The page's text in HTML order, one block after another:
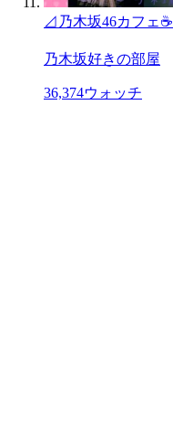
⊿乃木坂46カフェ☕
乃木坂好きの部屋
36,374ウォッチ